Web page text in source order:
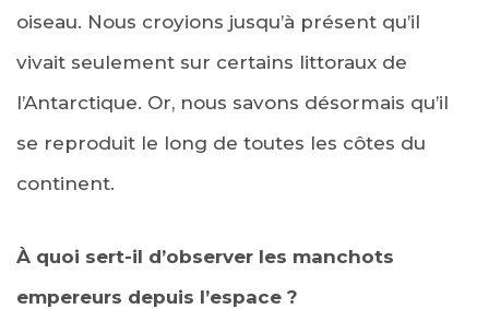
oiseau. Nous croyions jusqu’à présent qu’il
vivait seulement sur certains littoraux de
l’Antarctique. Or, nous savons désormais qu’il
se reproduit le long de toutes les côtes du
continent.
À quoi sert-il d’observer les manchots
empereurs depuis l’espace ?